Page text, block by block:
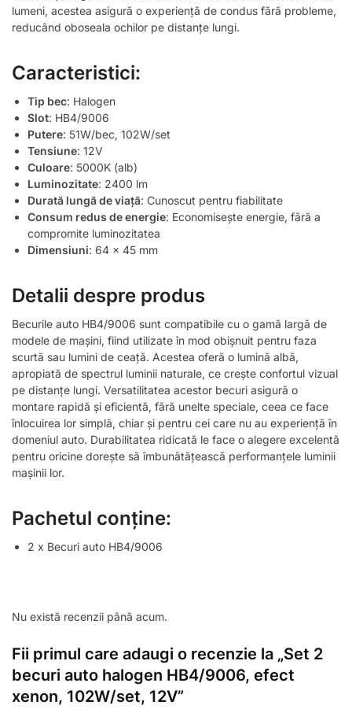
lumeni, acestea asigură o experiență de condus fără probleme,
reducând oboseala ochilor pe distanțe lungi.
Caracteristici:
Tip bec: Halogen
Slot: HB4/9006
Putere: 51W/bec, 102W/set
Tensiune: 12V
Culoare: 5000K (alb)
Luminozitate: 2400 lm
Durată lungă de viață: Cunoscut pentru fiabilitate
Consum redus de energie: Economisește energie, fără a
compromite luminozitatea
Dimensiuni: 64 x 45 mm
Detalii despre produs
Becurile auto HB4/9006 sunt compatibile cu o gamă largă de
modele de mașini, fiind utilizate în mod obișnuit pentru faza
scurtă sau lumini de ceață. Acestea oferă o lumină albă,
apropiată de spectrul luminii naturale, ce crește confortul vizual
pe distanțe lungi. Versatilitatea acestor becuri asigură o
montare rapidă și eficientă, fără unelte speciale, ceea ce face
înlocuirea lor simplă, chiar și pentru cei care nu au experiență în
domeniul auto. Durabilitatea ridicată le face o alegere excelentă
pentru oricine dorește să îmbunătățească performanțele luminii
mașinii lor.
Pachetul conține:
2 x Becuri auto HB4/9006
Nu există recenzii până acum.
Fii primul care adaugi o recenzie la „Set 2
becuri auto halogen HB4/9006, efect
xenon, 102W/set, 12V”